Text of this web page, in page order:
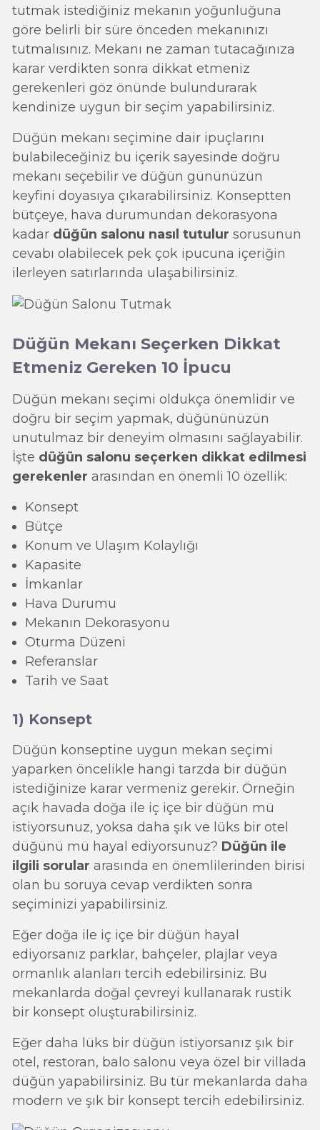
tutmak istediğiniz mekanın yoğunluğuna
göre belirli bir süre önceden mekanınızı
tutmalısınız. Mekanı ne zaman tutacağınıza
karar verdikten sonra dikkat etmeniz
gerekenleri göz önünde bulundurarak
kendinize uygun bir seçim yapabilirsiniz.
Düğün mekanı seçimine dair ipuçlarını
bulabileceğiniz bu içerik sayesinde doğru
mekanı seçebilir ve düğün gününüzün
keyfini doyasıya çıkarabilirsiniz. Konseptten
bütçeye, hava durumundan dekorasyona
kadar düğün salonu nasıl tutulur sorusunun
cevabı olabilecek pek çok ipucuna içeriğin
ilerleyen satırlarında ulaşabilirsiniz.
Düğün Mekanı Seçerken Dikkat
Etmeniz Gereken 10 İpucu
Düğün mekanı seçimi oldukça önemlidir ve
doğru bir seçim yapmak, düğününüzün
unutulmaz bir deneyim olmasını sağlayabilir.
İşte düğün salonu seçerken dikkat edilmesi
gerekenler arasından en önemli 10 özellik:
Konsept
Bütçe
Konum ve Ulaşım Kolaylığı
Kapasite
İmkanlar
Hava Durumu
Mekanın Dekorasyonu
Oturma Düzeni
Referanslar
Tarih ve Saat
1) Konsept
Düğün konseptine uygun mekan seçimi
yaparken öncelikle hangi tarzda bir düğün
istediğinize karar vermeniz gerekir. Örneğin
açık havada doğa ile iç içe bir düğün mü
istiyorsunuz, yoksa daha şık ve lüks bir otel
düğünü mü hayal ediyorsunuz? Düğün ile
ilgili sorular arasında en önemlilerinden birisi
olan bu soruya cevap verdikten sonra
seçiminizi yapabilirsiniz.
Eğer doğa ile iç içe bir düğün hayal
ediyorsanız parklar, bahçeler, plajlar veya
ormanlık alanları tercih edebilirsiniz. Bu
mekanlarda doğal çevreyi kullanarak rustik
bir konsept oluşturabilirsiniz.
Eğer daha lüks bir düğün istiyorsanız şık bir
otel, restoran, balo salonu veya özel bir villada
düğün yapabilirsiniz. Bu tür mekanlarda daha
modern ve şık bir konsept tercih edebilirsiniz.